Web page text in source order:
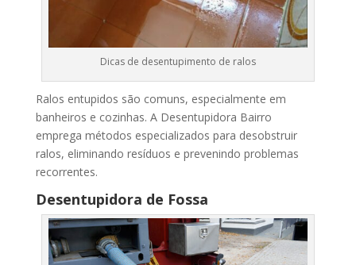
Dicas de desentupimento de ralos
Ralos entupidos são comuns, especialmente em
banheiros e cozinhas. A Desentupidora Bairro
emprega métodos especializados para desobstruir
ralos, eliminando resíduos e prevenindo problemas
recorrentes.
Desentupidora de Fossa